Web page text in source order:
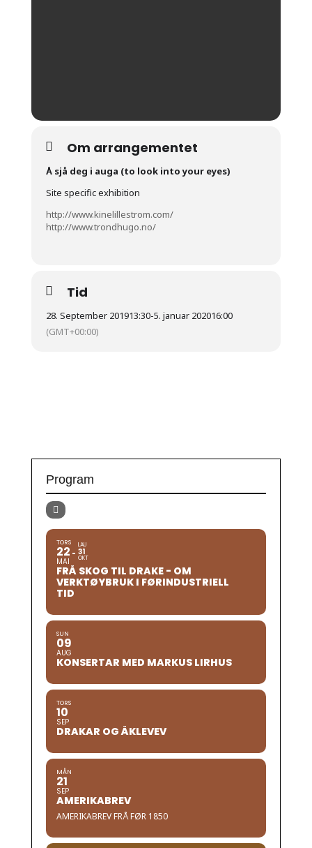
Om arrangementet
Å sjå deg i auga (to look into your eyes)
Site specific exhibition
http://www.kinelillestrom.com/
http://www.trondhugo.no/
Tid
28. September 201913:30-5. januar 202016:00
(GMT+00:00)
Program
TORS
22
MAI
LAU
31
OKT
FRÅ SKOG TIL DRAKE - OM
VERKTØYBRUK I FØRINDUSTRIELL
TID
SUN
09
AUG
KONSERTAR MED MARKUS LIRHUS
TORS
10
SEP
DRAKAR OG ÅKLEVEV
MÅN
21
SEP
AMERIKABREV
AMERIKABREV FRÅ FØR 1850